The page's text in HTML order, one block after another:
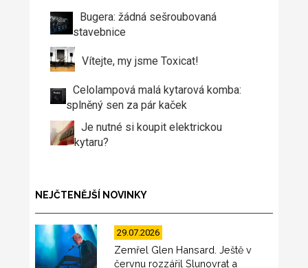
Bugera: žádná sešroubovaná
stavebnice
Vítejte, my jsme Toxicat!
Celolampová malá kytarová komba:
splněný sen za pár kaček
Je nutné si koupit elektrickou
kytaru?
NEJČTENĚJŠÍ NOVINKY
29.07.2026
Zemřel Glen Hansard. Ještě v
červnu rozzářil Slunovrat a